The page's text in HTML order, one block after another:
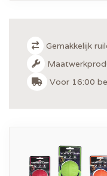
Gemakkelijk
Voor 16:00